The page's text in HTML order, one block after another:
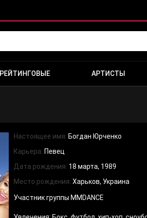
РЕЙТИНГОВЫЕ АРТИСТЫ
Настоящее имя: Богдан Юрченко
Карьера: Певец
Дата рождения: 18 марта, 1989
Место рождения: Харьков, Украина
Участник группы MMDANCE